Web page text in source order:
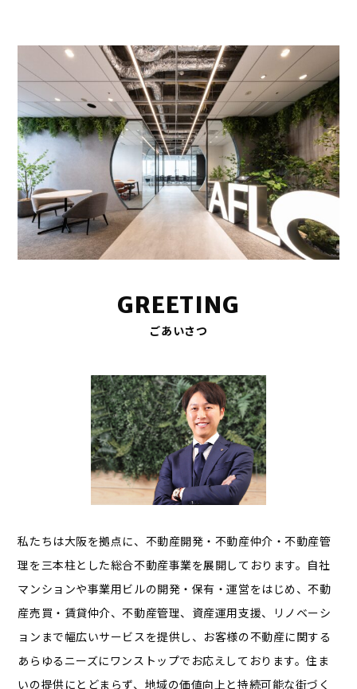
GREETING
ごあいさつ
私たちは大阪を拠点に、不動産開発・不動産仲介・不動産管
理を三本柱とした総合不動産事業を展開しております。自社
マンションや事業用ビルの開発・保有・運営をはじめ、不動
産売買・賃貸仲介、不動産管理、資産運用支援、リノベーシ
ョンまで幅広いサービスを提供し、お客様の不動産に関する
あらゆるニーズにワンストップでお応えしております。住ま
いの提供にとどまらず、地域の価値向上と持続可能な街づく